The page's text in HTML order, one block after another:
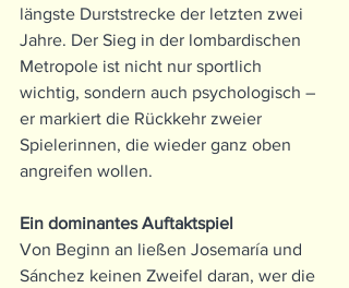
längste Durststrecke der letzten zwei
Jahre. Der Sieg in der lombardischen
Metropole ist nicht nur sportlich
wichtig, sondern auch psychologisch –
er markiert die Rückkehr zweier
Spielerinnen, die wieder ganz oben
angreifen wollen.
Ein dominantes Auftaktspiel
Von Beginn an ließen Josemaría und
Sánchez keinen Zweifel daran, wer die